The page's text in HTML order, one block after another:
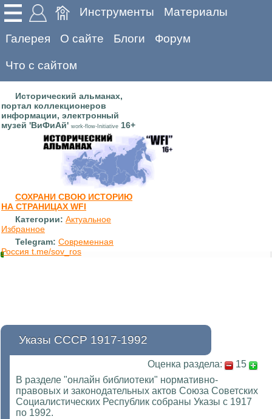
Инструменты Материалы
Галерея О сайте Блоги Форум
Что с сайтом
Исторический альманах,
портал коллекционеров
информации, электронный
музей 'ВиФиАй' work-flow-Initiative 16+
СОХРАНИ СВОЮ ИСТОРИЮ
НА СТРАНИЦАХ WFI
Категории: Актуальное
Избранное
Telegram: Современная
Россия t.me/sov_ros
Указы СССР 1917-1992
Оценка раздела:
15
В разделе "онлайн библиотеки" нормативно-
правовых и законодательных актов Союза Советских
Социалистических Республик собраны Указы с 1917
по 1992.